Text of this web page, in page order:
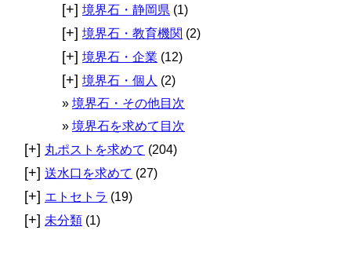
[+] 境界石・静岡県 (1)
[+] 境界石・教育機関 (2)
[+] 境界石・企業 (12)
[+] 境界石・個人 (2)
境界石・その他目次
境界石を求めて目次
[+] 丸ポストを求めて (204)
[+] 送水口を求めて (27)
[+] エトセトラ (19)
[+] 未分類 (1)